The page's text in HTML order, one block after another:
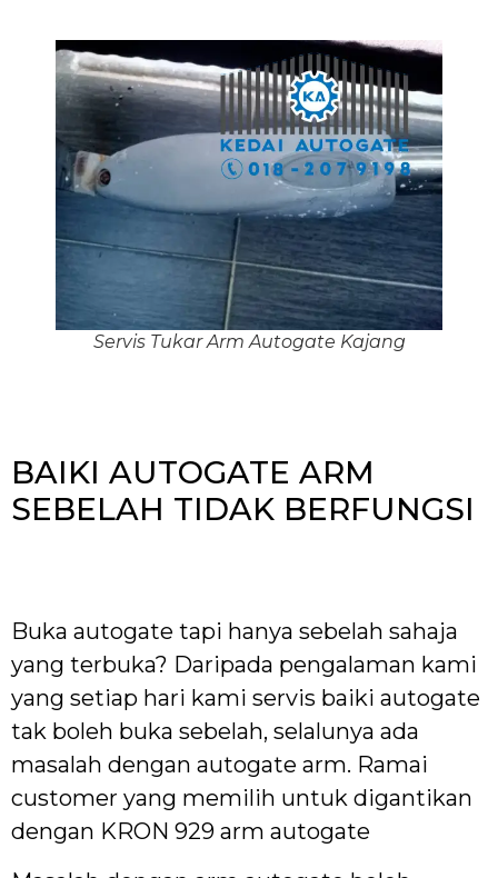
Servis Tukar Arm Autogate Kajang
BAIKI AUTOGATE ARM
SEBELAH TIDAK BERFUNGSI
Buka autogate tapi hanya sebelah sahaja
yang terbuka? Daripada pengalaman kami
yang setiap hari kami servis baiki autogate
tak boleh buka sebelah, selalunya ada
masalah dengan autogate arm. Ramai
customer yang memilih untuk digantikan
dengan KRON 929 arm autogate